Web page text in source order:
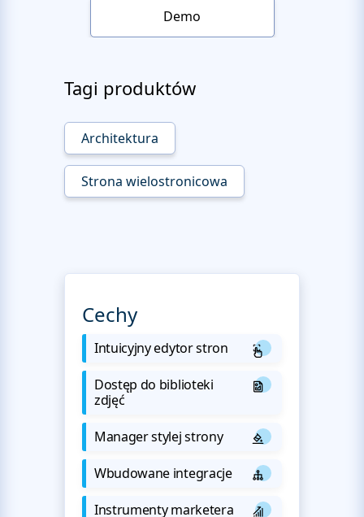
Demo
Tagi produktów
Architektura
Strona wielostronicowa
Cechy
Intuicyjny edytor stron
Dostęp do biblioteki
zdjęć
Manager stylej strony
Wbudowane integracje
Instrumenty marketera